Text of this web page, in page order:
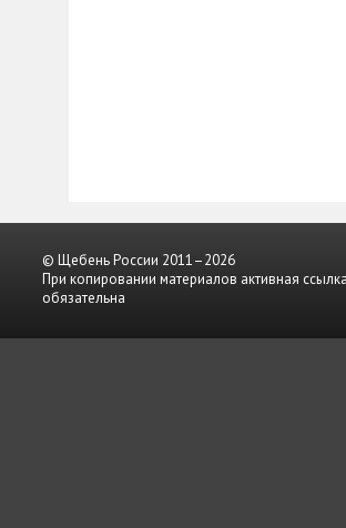
© Щебень России 2011–2026
При копировании материалов активная
обязательна